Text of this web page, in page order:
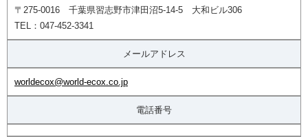
〒275-0016 千葉県習志野市津田沼5-14-5 大和ビル306
TEL：047-452-3341
メールアドレス
worldecox@world-ecox.co.jp
電話番号